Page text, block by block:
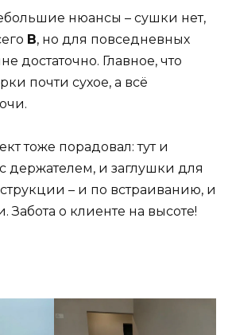
нюансы – сушки нет,
B, но для повседневных
достаточно. Главное, что
почти сухое, а всё
тоже порадовал: тут и
держателем, и заглушки для
– и по встраиванию, и
Забота о клиенте на высоте!